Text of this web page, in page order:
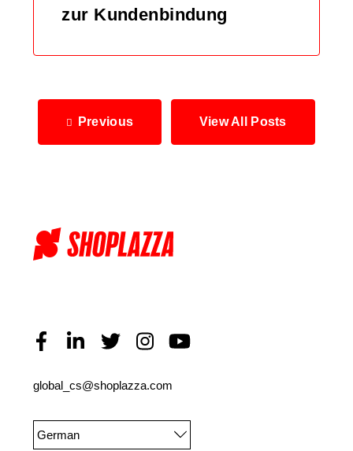
zur Kundenbindung
Previous View All Posts
global_cs@shoplazza.com
German